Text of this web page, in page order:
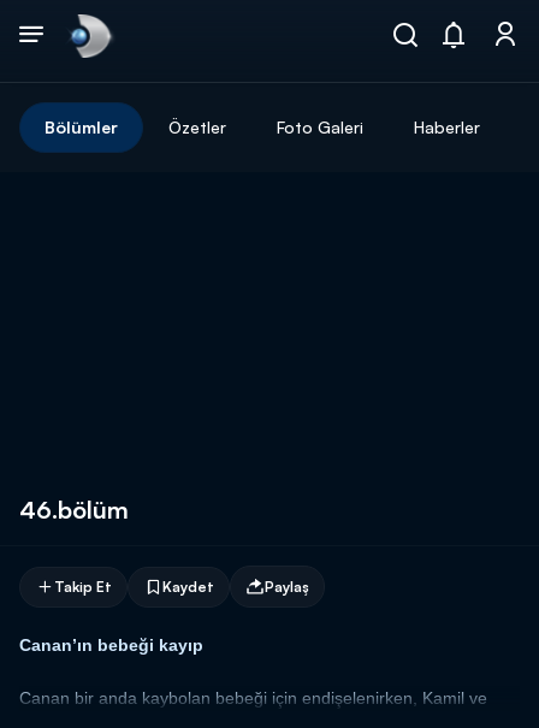
Bölümler Özetler Foto Galeri Haberler
46.bölüm
Takip Et Kaydet Paylaş
Canan’ın bebeği kayıp
Canan bir anda kaybolan bebeği için endişelenirken, Kamil ve